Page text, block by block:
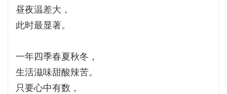
昼夜温差大，
此时最显著。
一年四季春夏秋冬，
生活滋味甜酸辣苦。
只要心中有数，